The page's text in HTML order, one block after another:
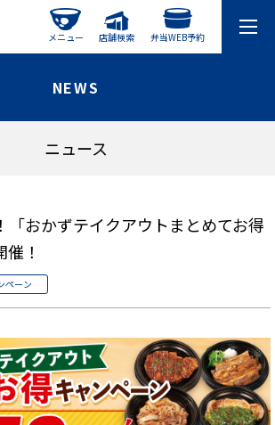
弁当WEB予約
店舗検索
メニュー
NEWS
ニュース
ペーン
「おかずテイクアウトまとめてお得
！